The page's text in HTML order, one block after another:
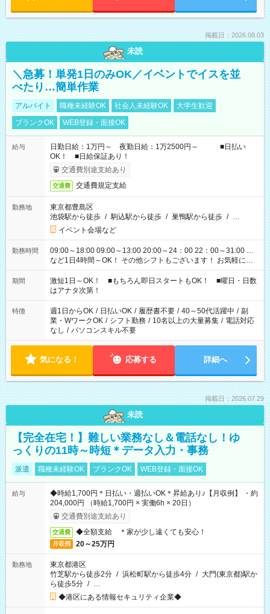
掲載日：2026.08.03
未読
＼急募！単発1日のみOK／イベントでイスを並
べたり…簡単作業
アルバイト 職種未経験OK 社会人未経験OK
大学生歓迎
ブランクOK
WEB登録・面接OK
給与
日勤日給：1万円～ 夜勤日給：1万2500円～ ■日払い
OK！ ■日給保証あり！
交通費別途支給あり
交通費 交通費規定支給
勤務地
東京都豊島区
池袋駅から徒歩 / 駒込駅から徒歩 / 巣鴨駅から徒歩 / …
イベント会場など
勤務時間
09:00～18:00 09:00～13:00 20:00～24：00 22：00～31:00 …
など1日4時間～OK！ その他シフトもございます！ お気軽にご
相談ください！
期間
激短1日～OK！ ■もちろん即日スタートもOK！ ■曜日・日数
はアナタ次第！
特徴 週1日からOK / 日払いOK / 履歴書不要 / 40～50代活躍中 / 副
業・WワークOK / シフト勤務 / 10名以上の大量募集 / 電話対応
なし / パソコンスキル不要
気になる！ 応募する 詳細へ
掲載日：2026.07.29
未読
【完全在宅！】難しい業務なし＆電話なし！ゆ
っくりの11時～時短＊データ入力・事務
派遣 職種未経験OK ブランクOK WEB登録・面接OK
給与
◆時給1,700円＊日払い・週払いOK＊昇給あり♪【月収例】 ・約
204,000円 （時給1,700円 × 実働6h × 20日）
交通費別途支給あり
交通費 ◆全額支給 ＊家が少し遠くても安心！
月収例 20～25万円
勤務地
東京都港区
竹芝駅から徒歩2分 / 浜松町駅から徒歩4分 / 大門(東京都)駅か
ら徒歩5分 / …
◆港区にある情報セキュリティ企業◆